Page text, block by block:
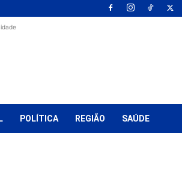
POLÍTICA REGIÃO SAÚDE